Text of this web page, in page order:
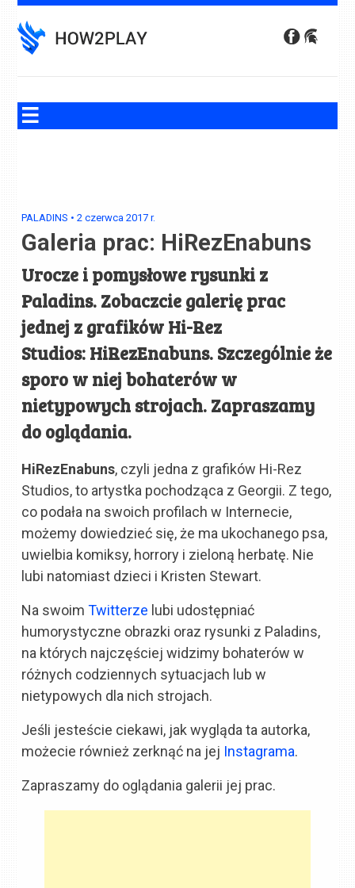
to
content
PALADINS •2 czerwca 2017 r.
Galeria prac: HiRezEnabuns
Urocze i pomysłowe rysunki z
Paladins. Zobaczcie galerię prac
jednej z grafików Hi-Rez
Studios: HiRezEnabuns. Szczególnie że
sporo w niej bohaterów w
nietypowych strojach. Zapraszamy
do oglądania.
HiRezEnabuns, czyli jedna z grafików Hi-Rez
Studios, to artystka pochodząca z Georgii. Z tego,
co podała na swoich profilach w Internecie,
możemy dowiedzieć się, że ma ukochanego psa,
uwielbia komiksy, horrory i zieloną herbatę. Nie
lubi natomiast dzieci i Kristen Stewart.
Na swoimTwitterze lubi udostępniać
humorystyczne obrazki oraz rysunki z Paladins,
na których najczęściej widzimy bohaterów w
różnych codziennych sytuacjach lub w
nietypowych dla nich strojach.
Jeśli jesteście ciekawi, jak wygląda ta autorka,
możecie również zerknąć na jej Instagrama.
Zapraszamy do oglądania galerii jej prac.